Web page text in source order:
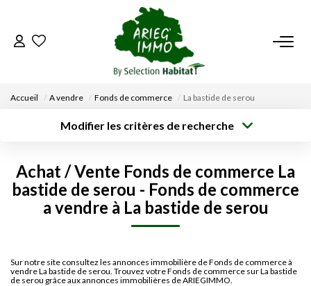
ACCUEIL
DÉPOSEZ VOTRE RECHERCHE
CONTACT
Accueil A vendre Fonds de commerce La bastide de serou
Modifier les critères de recherche
Sélectionnez...
Type de bien
Surface min
Rayon
Créer une
Achat / Vente Fonds de commerce La
bastide de serou - Fonds de commerce
a vendre à La bastide de serou
Sur notre site consultez les annonces immobilière de Fonds de commerce à
vendre La bastide de serou. Trouvez votre Fonds de commerce sur La bastide
de serou grâce aux annonces immobilières de ARIEGIMMO.